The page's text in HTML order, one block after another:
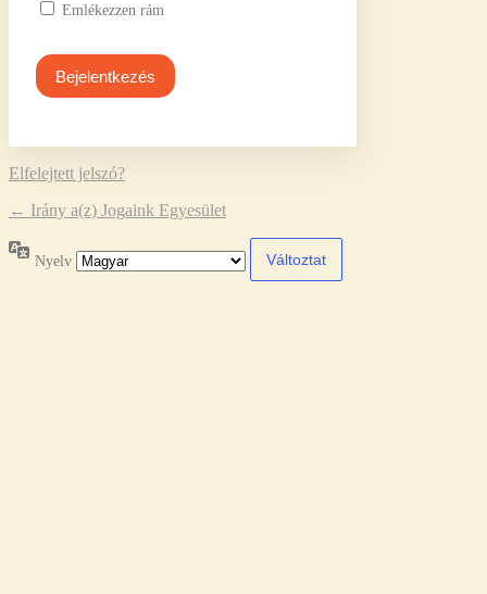
Emlékezzen rám
Elfelejtett jelszó?
← Irány a(z) Jogaink Egyesület
Nyelv